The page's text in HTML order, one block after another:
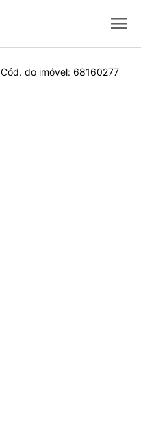
menu
Cód. do imóvel: 68160277